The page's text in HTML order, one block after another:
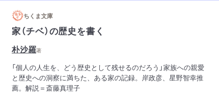
ちくま文庫
家（チベ）の歴史を書く
朴沙羅著
「個人の人生を、どう歴史として残せるのだろう」家族への親愛
と歴史への洞察に満ちた、ある家の記録。岸政彦、星野智幸推
薦。解説＝斎藤真理子